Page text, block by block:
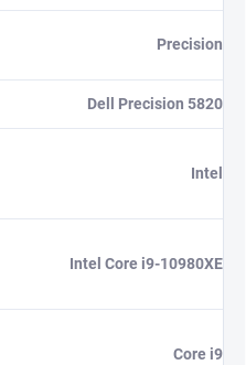
Precision
Dell Precision 5820
Intel
Intel Core i9-10980XE
Core i9